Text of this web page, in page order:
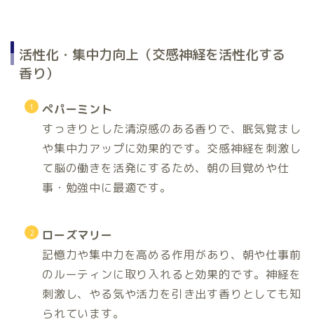
活性化・集中力向上（交感神経を活性化する
香り）
ペパーミント
すっきりとした清涼感のある香りで、眠気覚まし
や集中力アップに効果的です。交感神経を刺激し
て脳の働きを活発にするため、朝の目覚めや仕
事・勉強中に最適です。
ローズマリー
記憶力や集中力を高める作用があり、朝や仕事前
のルーティンに取り入れると効果的です。神経を
刺激し、やる気や活力を引き出す香りとしても知
られています。